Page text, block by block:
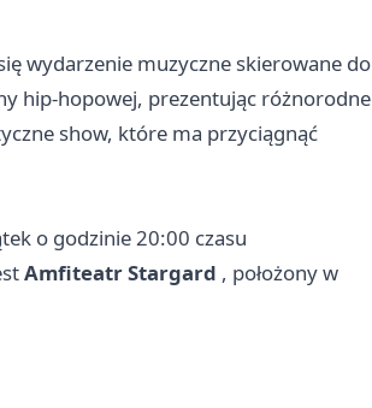
wydarzenie muzyczne skierowane do
hip-hopowej, prezentując różnorodne
show, które ma przyciągnąć
o godzinie 20:00 czasu
Amfiteatr Stargard , położony w